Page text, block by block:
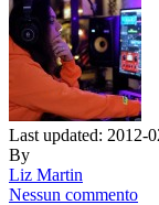
Last updated: 2012-
By
Liz Martin
Nessun commento